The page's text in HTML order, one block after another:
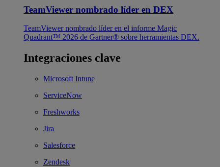
TeamViewer nombrado líder en DEX
TeamViewer nombrado líder en el informe Magic
Quadrant™ 2026 de Gartner® sobre herramientas DEX.
Integraciones clave
Microsoft Intune
ServiceNow
Freshworks
Jira
Salesforce
Zendesk